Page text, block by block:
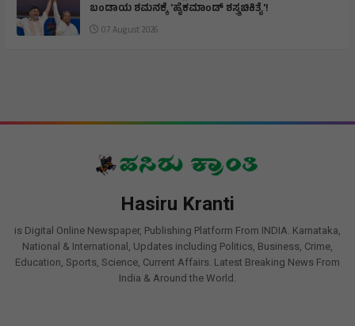
ಬಂಡಾಯ ಶಮನಕ್ಕೆ 'ಹೈಕಮಾಂಡ್ ಶಸ್ತ್ರಚಿಕಿತ್ಯೆ'!
07 August 2026
Hasiru Kranti
is Digital Online Newspaper, Publishing Platform From INDIA. Karnataka,
National & International, Updates including Politics, Business, Crime,
Education, Sports, Science, Current Affairs. Latest Breaking News From
India & Around the World.